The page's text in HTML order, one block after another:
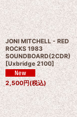
JONI MITCHELL - RED
ROCKS 1983
SOUNDBOARD(2CDR)
[Uxbridge 2100]
2,500円(税込)